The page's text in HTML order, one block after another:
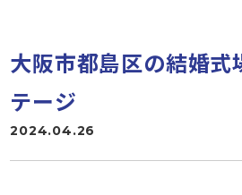
大阪市都島区の結婚式
テージ
2024.04.26